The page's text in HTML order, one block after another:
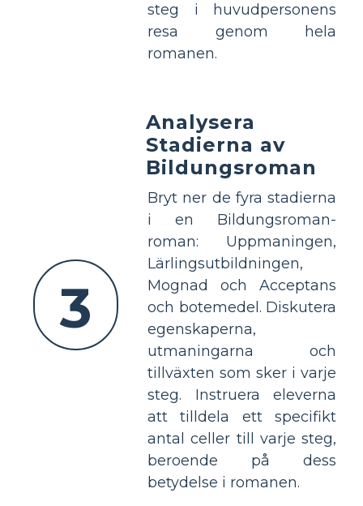
steg i huvudpersonens
resa genom hela
romanen.
3
Analysera
Stadierna av
Bildungsroman
Bryt ner de fyra stadierna
i en Bildungsroman-
roman: Uppmaningen,
Lärlingsutbildningen,
Mognad och Acceptans
och botemedel. Diskutera
egenskaperna,
utmaningarna och
tillväxten som sker i varje
steg. Instruera eleverna
att tilldela ett specifikt
antal celler till varje steg,
beroende på dess
betydelse i romanen.